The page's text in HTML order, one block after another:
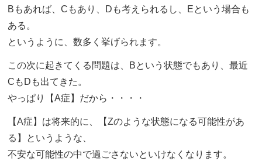
Bもあれば、Cもあり、Dも考えられるし、Eという場合も
ある。
というように、数多く挙げられます。
この次に起きてくる問題は、Bという状態でもあり、最近
CもDも出てきた。
やっぱり【A症】だから・・・・
【A症】は将来的に、【Zのような状態になる可能性があ
る】というような、
不安な可能性の中で過ごさないといけなくなります。